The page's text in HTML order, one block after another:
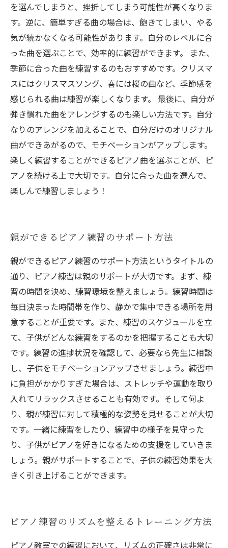
を選んでしまうと、挫折してしまう可能性が高くなりま
す。逆に、簡単すぎる曲の場合は、飽きてしまい、やる
気が続かなくなる可能性があります。自分のレベルに合
った曲を選ぶことで、効率的に練習ができます。 また、
季節に合った曲を練習するのもおすすめです。クリスマ
スにはクリスマスソング、春には桜の曲など、季節感を
感じられる曲は練習が楽しくなります。 最後に、自分が
弾き慣れた曲をアレンジするのも楽しい方法です。自分
なりのアレンジを加えることで、自分だけのオリジナル
曲ができあがるので、モチベーションがアップします。
楽しく練習することができるピアノ曲を選ぶことが、ピ
アノを続ける上で大切です。自分に合った曲を選んで、
楽しんで練習しましょう！
親ができるピアノ練習のサポート方法
親ができるピアノ練習のサポート方法というタイトルの
通り、ピアノ練習は親のサポートが大切です。まず、練
習の時間を決め、練習環境を整えましょう。練習時間は
毎日決まった時間帯を作り、静かで集中できる場所を用
意することが重要です。また、練習のスケジュールを立
て、子供がどんな練習をするのかを把握することも大切
です。練習の進捗状況を確認して、必要なら先生に相談
し、子供をモチベーションアップさせましょう。練習中
に負担がかかりすぎた場合は、ストレッチや運動を取り
入れてリラックスさせることも有効です。そして何よ
り、親が練習に対して積極的な姿勢を見せることが大切
です。一緒に練習をしたり、練習中の様子を見守った
り、子供がピアノを好きになるための支援をしていきま
しょう。親がサポートすることで、子供の練習効果を大
きく引き上げることができます。
ピアノ練習のリズムを整えるトレーニング方法
ピアノ教室での練習において、リズムの正確さは非常に